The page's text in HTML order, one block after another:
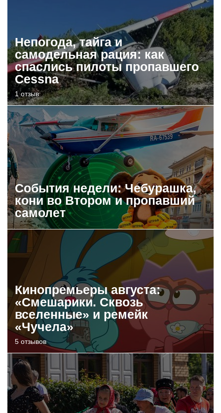
Непогода, тайга и
самодельная рация: как
спаслись пилоты пропавшего
Cessna
1 отзыв
События недели: Чебурашка,
кони во Втором и пропавший
самолет
Кинопремьеры августа:
«Смешарики. Сквозь
вселенные» и ремейк
«Чучела»
5 отзывов